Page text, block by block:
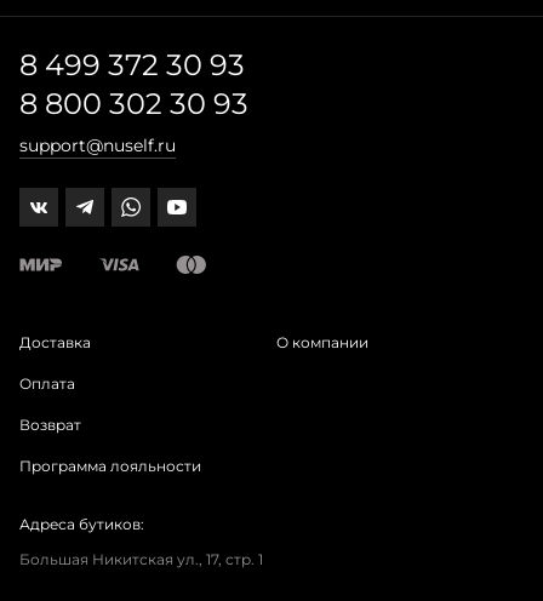
8 499 372 30 93
8 800 302 30 93
support@nuself.ru
Доставка
Оплата
Возврат
Программа лояльности
О компании
Адреса бутиков:
Большая Никитская ул., 17, стр. 1